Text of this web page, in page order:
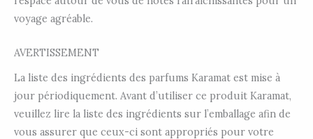
voyage agréable.
AVERTISSEMENT
La liste des ingrédients des parfums Karamat est mise à
jour périodiquement. Avant d’utiliser ce produit Karamat,
veuillez lire la liste des ingrédients sur l’emballage afin de
vous assurer que ceux-ci sont appropriés pour votre